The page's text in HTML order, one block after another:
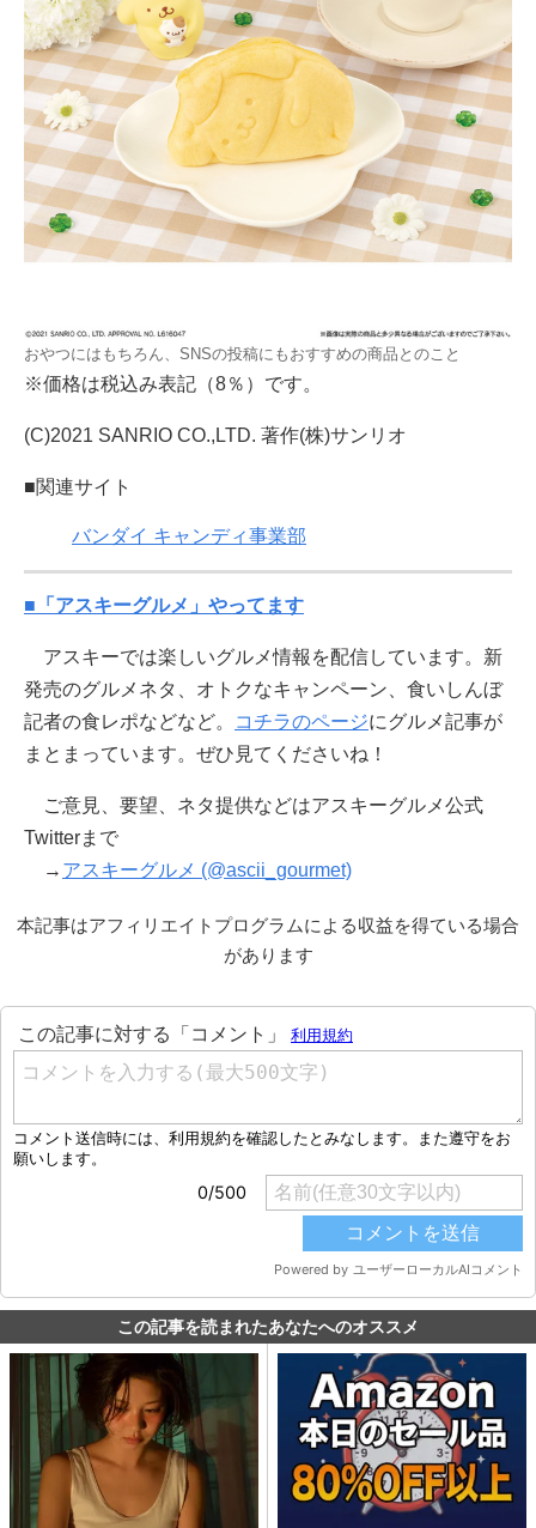
おやつにはもちろん、SNSの投稿にもおすすめの商品とのこと
※価格は税込み表記（8％）です。
(C)2021 SANRIO CO.,LTD. 著作(株)サンリオ
■関連サイト
バンダイ キャンディ事業部
■「アスキーグルメ」やってます
アスキーでは楽しいグルメ情報を配信しています。新
発売のグルメネタ、オトクなキャンペーン、食いしんぼ
記者の食レポなどなど。
コチラのページにグルメ記事が
まとまっています。ぜひ見てくださいね！
ご意見、要望、ネタ提供などはアスキーグルメ公式
Twitterまで
→ アスキーグルメ (@ascii_gourmet)
本記事はアフィリエイトプログラムによる収益を得ている場合
があります
この記事を読まれたあなたへのオススメ